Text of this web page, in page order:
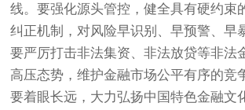
线。要强化源头管控，健全具有硬约束
纠正机制，对风险早识别、早预警、早
要严厉打击非法集资、非法放贷等非法
高压态势，维护金融市场公平有序的竞
要着眼长远，大力弘扬中国特色金融文